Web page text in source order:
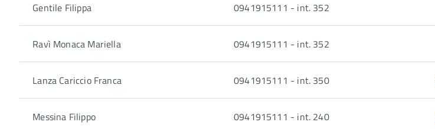
Gentile Filippa 0941915111 - int. 352
Ravì Monaca Mariella 0941915111 - int. 352
Lanza Cariccio Franca 0941915111 - int. 350
Messina Filippo 0941915111 - int. 240